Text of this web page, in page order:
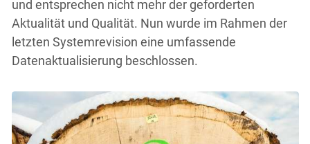
und entsprechen nicht mehr der geforderten
Aktualität und Qualität. Nun wurde im Rahmen der
letzten Systemrevision eine umfassende
Datenaktualisierung beschlossen.